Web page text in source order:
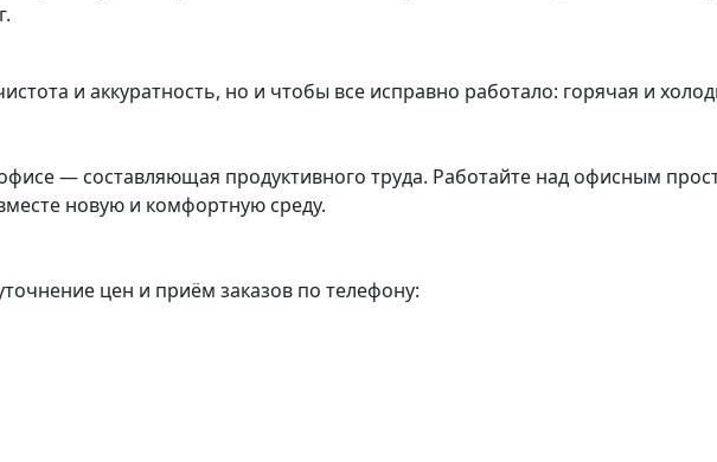
и аккуратность, но и чтобы все исправно работало: горячая и
— составляющая продуктивного труда. Работайте над офисным
новую и комфортную среду.
цен и приём заказов по телефону: